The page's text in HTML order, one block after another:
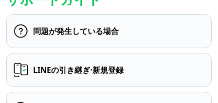
問題が発生している場合
LINEの引き継ぎ⋅新規登録